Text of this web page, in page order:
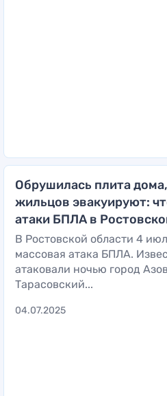
Обрушилась плита
жильцов эвакуируют:
атаки БПЛА в
В Ростовской области 4
массовая атака БПЛА.
атаковали ночью город
Тарасовский...
04.07.2025